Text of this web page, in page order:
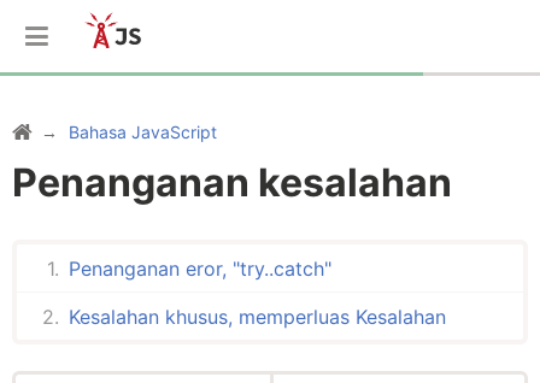
Bahasa JavaScript
Penanganan kesalahan
Penanganan eror, "try..catch"
Kesalahan khusus, memperluas Kesalahan